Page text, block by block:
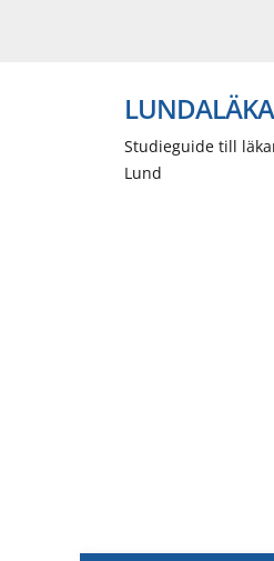
Studieguide till
Lund